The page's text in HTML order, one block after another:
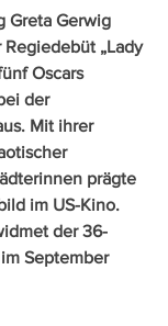
Greta Gerwig
Regiedebüt „Lady
Oscars
der
Mit ihrer
prägte
im US-Kino.
der 36-
September